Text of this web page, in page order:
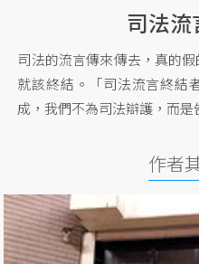
司法流
司法的流言傳來傳去，真的
就該終結。「司法流言終結
成，我們不為司法辯護，而
作者